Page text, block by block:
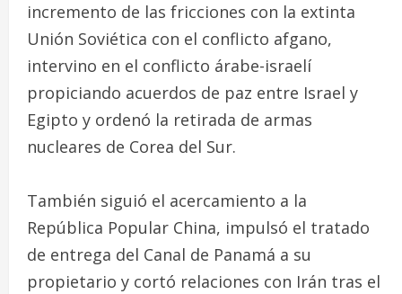
incremento de las fricciones con la extinta
Unión Soviética con el conflicto afgano,
intervino en el conflicto árabe-israelí
propiciando acuerdos de paz entre Israel y
Egipto y ordenó la retirada de armas
nucleares de Corea del Sur.
También siguió el acercamiento a la
República Popular China, impulsó el tratado
de entrega del Canal de Panamá a su
propietario y cortó relaciones con Irán tras el